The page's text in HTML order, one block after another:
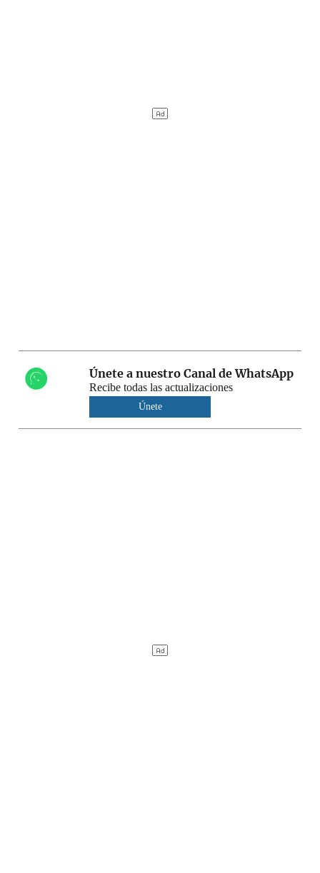
Únete a nuestro Canal de WhatsApp
Recibe todas las actualizaciones
Únete